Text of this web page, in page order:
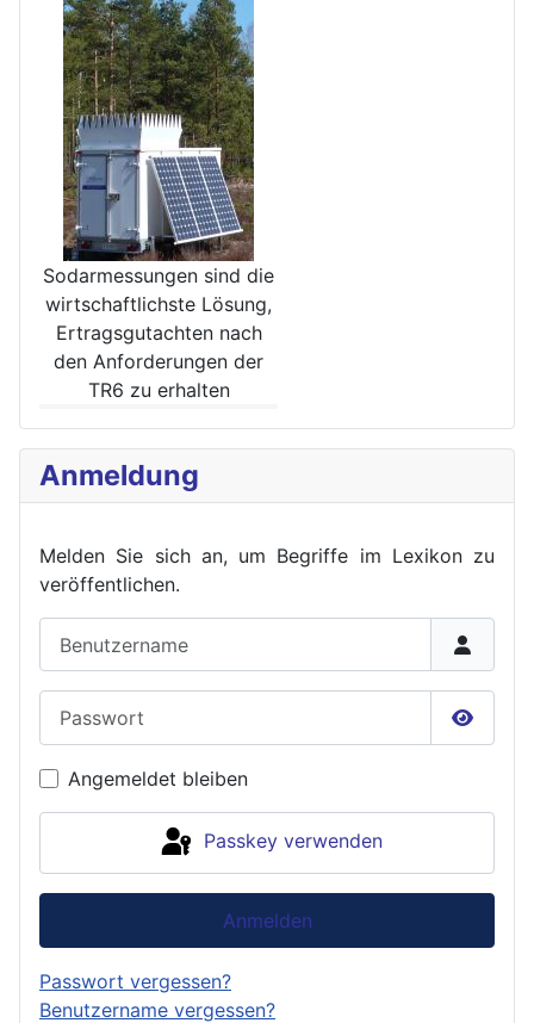
Sodarmessungen sind die
wirt­schaftlichste Lösung,
Ertrags­gutachten nach
den Anforde­rungen der
TR6 zu erhalten
Anmeldung
Melden Sie sich an, um Begriffe im Lexikon zu
veröffentlichen.
Angemeldet bleiben
Passkey verwenden
Anmelden
Passwort vergessen?
Benutzername vergessen?